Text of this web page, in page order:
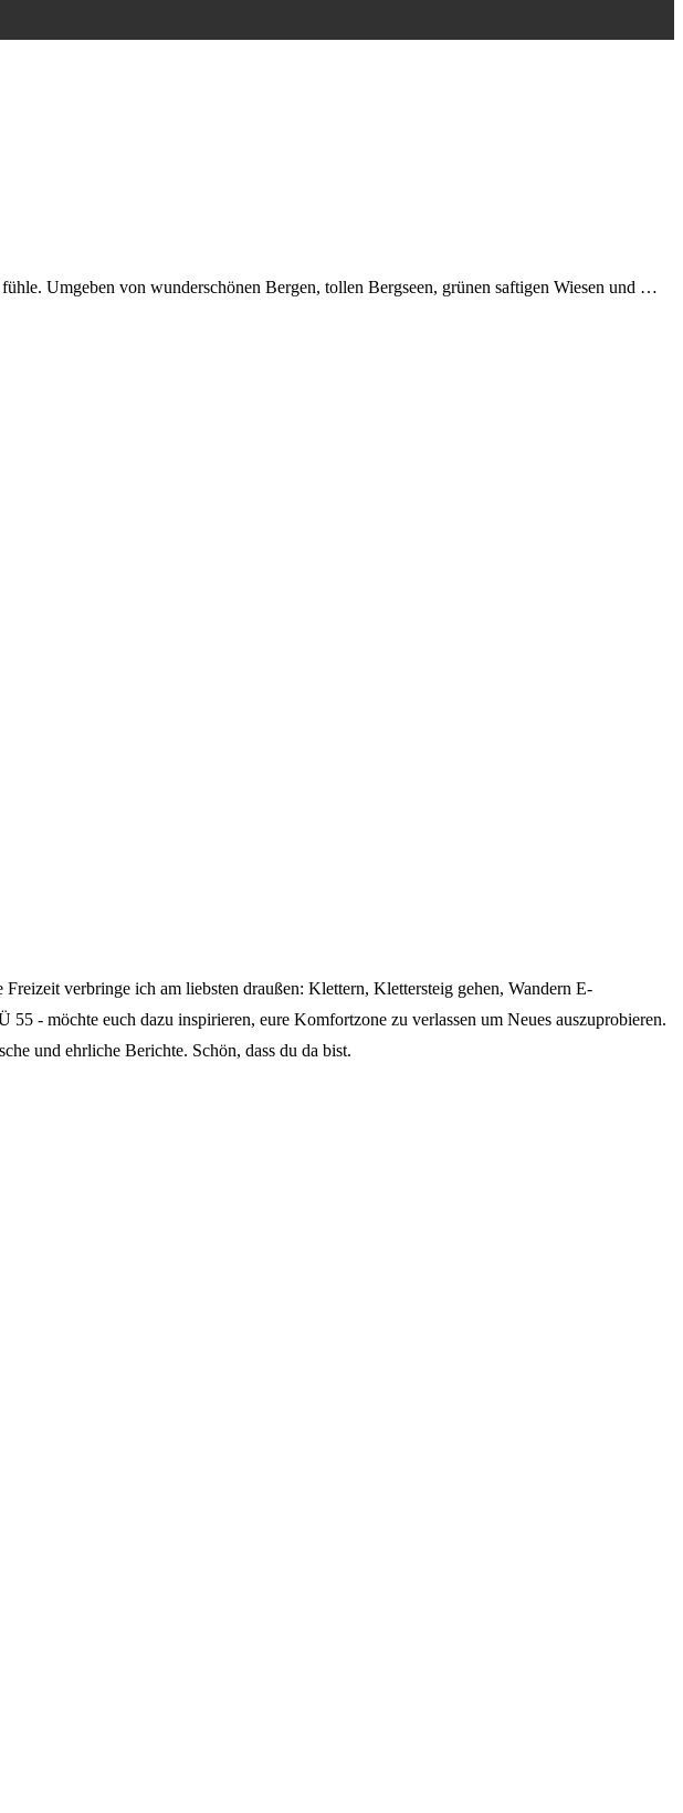
Umgeben von wunderschönen Bergen, tollen Bergseen, grünen saftigen Wiesen und …
verbringe ich am liebsten draußen: Klettern, Klettersteig gehen, Wandern E-
- möchte euch dazu inspirieren, eure Komfortzone zu verlassen um Neues auszuprobieren.
und ehrliche Berichte. Schön, dass du da bist.